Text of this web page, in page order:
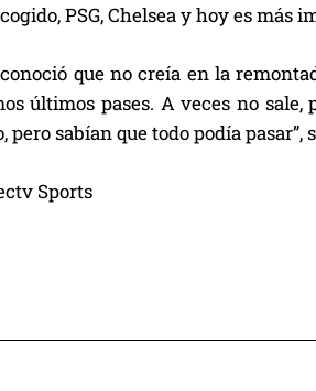
PSG, Chelsea y hoy es más
que no creía en la
últimos pases. A veces no
pero sabían que todo podía pasar”,
Sports